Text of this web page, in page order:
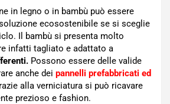
in legno o in bambù può essere
ecosostenibile se si sceglie
Il bambù si presenta molto
infatti tagliato e adattato a
Possono essere delle valide
anche dei pannelli prefabbricati ed
alla verniciatura si può ricavare
prezioso e fashion.